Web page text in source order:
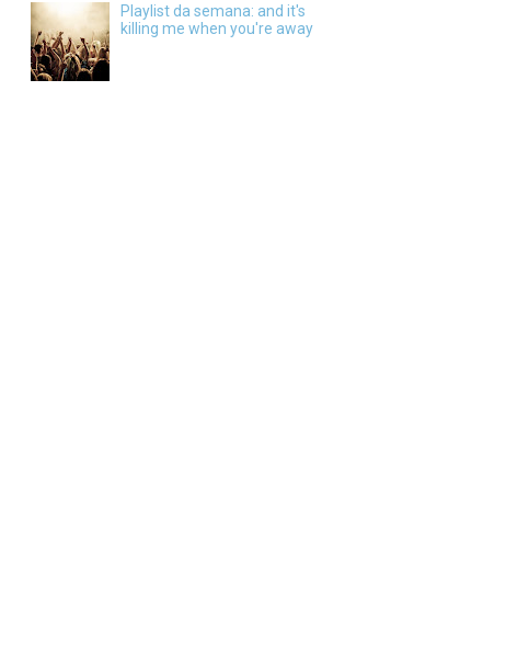
Playlist da semana: and it's
killing me when you're away